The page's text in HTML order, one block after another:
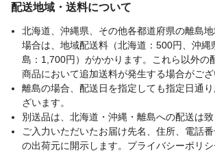
配送地域・送料について
北海道、沖縄県、その他各都道府県の離島
場合は、地域配送料（北海道：500円、沖縄
島：1,700円）がかかります。これら以外の
商品において追加送料が発生する場合がござ
離島の場合、配送日を指定しても指定日通
ざいます。
別送品は、北海道・沖縄・離島への配送は致
ご入力いただいたお届け先名、住所、電話
の出荷元に開示します。プライバシーポリ